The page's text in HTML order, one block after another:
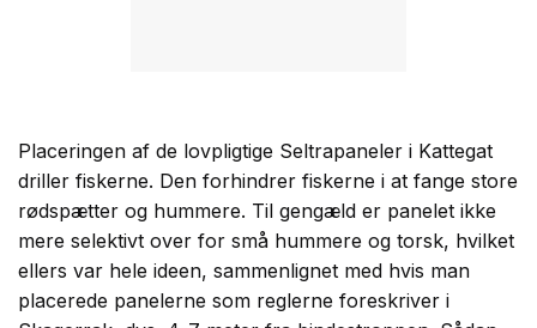
Placeringen af de lovpligtige Seltrapaneler i Kattegat
driller fiskerne. Den forhindrer fiskerne i at fange store
rødspætter og hummere. Til gengæld er panelet ikke
mere selektivt over for små hummere og torsk, hvilket
ellers var hele ideen, sammenlignet med hvis man
placerede panelerne som reglerne foreskriver i